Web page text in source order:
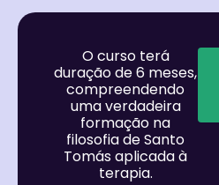
O curso terá
duração de 6 meses,
compreendendo
uma verdadeira
formação na
filosofia de Santo
Tomás aplicada à
terapia.